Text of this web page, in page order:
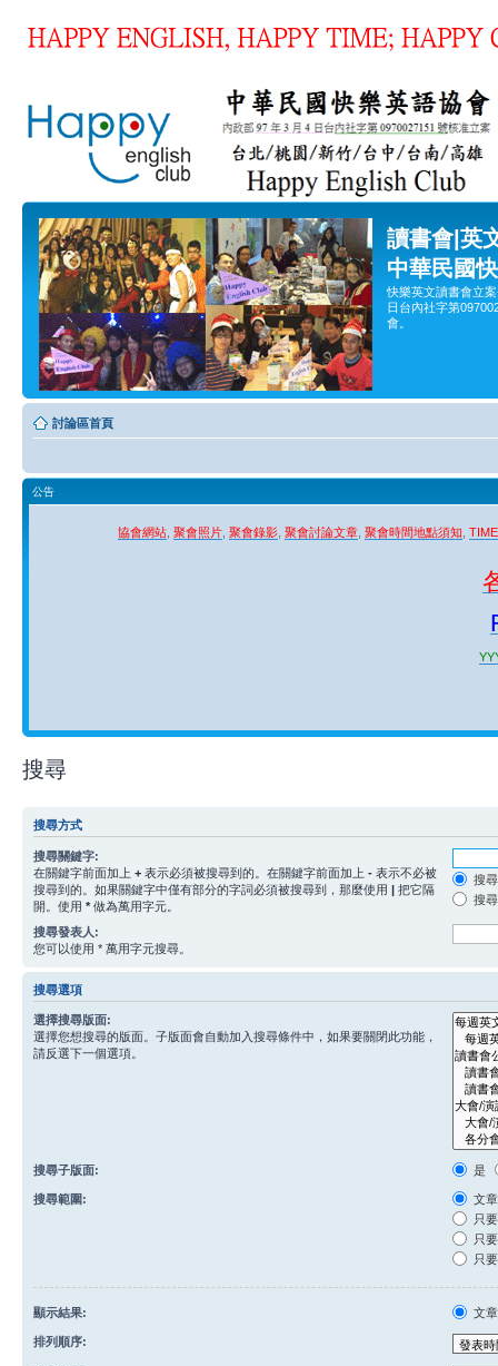
讀書會|英
中華民國
快樂英文讀書會立
日台內社字第
會。
討論區首頁
公告
協會網站 聚會照片 聚會錄影 聚會討論文章 聚會時間地點須知
搜尋
搜尋方式
搜尋關鍵字:
在關鍵字前面加上 + 表示必須被搜尋到的。在關鍵字前面加上 - 表示不必被
搜尋到的。如果關鍵字中僅有部分的字詞必須被搜尋到，那麼使用 | 把它隔
開。使用 * 做為萬用字元。
搜
搜
搜尋發表人:
您可以使用 * 萬用字元搜尋。
搜尋選項
選擇搜尋版面:
選擇您想搜尋的版面。子版面會自動加入搜尋條件中，如果要關閉此功能，
請反選下一個選項。
搜尋子版面: 是
搜尋範圍:
文
只
只
只
顯示結果: 文章
排列順序: